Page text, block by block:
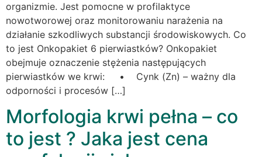
organizmie. Jest pomocne w profilaktyce
nowotworowej oraz monitorowaniu narażenia na
działanie szkodliwych substancji środowiskowych. Co
to jest Onkopakiet 6 pierwiastków? Onkopakiet
obejmuje oznaczenie stężenia następujących
pierwiastków we krwi: • Cynk (Zn) – ważny dla
odporności i procesów […]
Morfologia krwi pełna – co
to jest ? Jaka jest cena